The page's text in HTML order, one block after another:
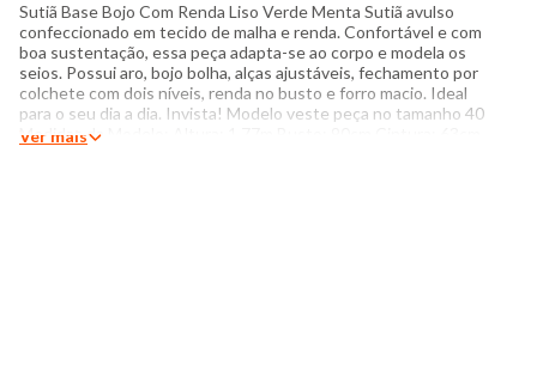
Sutiã Base Bojo Com Renda Liso Verde Menta Sutiã avulso
confeccionado em tecido de malha e renda. Confortável e com
boa sustentação, essa peça adapta-se ao corpo e modela os
seios. Possui aro, bojo bolha, alças ajustáveis, fechamento por
colchete com dois níveis, renda no busto e forro macio. Ideal
para o seu dia a dia. Invista! Modelo veste peça no tamanho 40
Medidas da Modelo: Altura: 1,77m Busto: 90cm Cintura: 63cm
Ver mais